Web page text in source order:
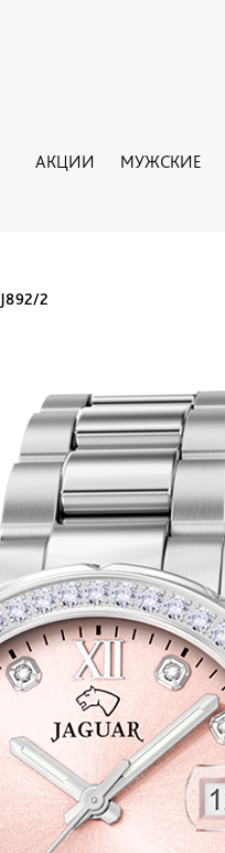
АКЦИИ МУЖСКИЕ
J892/2